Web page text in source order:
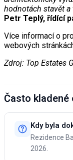
hodnotách stavět a
Petr Teplý, řídící
Více informací o
webových
Zdroj: Top Estates
Často kladené
Kdy byla
Rezidence
2026.